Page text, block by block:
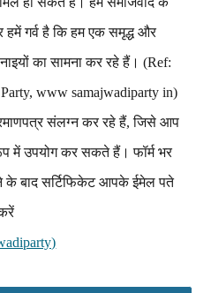
हमें गर्व है कि हम एक समृद्ध और
का सामना कर रहे हैं। (Ref:
www samajwadiparty in)
संलग्न कर रहे हैं, जिसे आप
में उपयोग कर सकते हैं। फॉर्म भर
बाद सर्टिफिकेट आपके ईमेल पते